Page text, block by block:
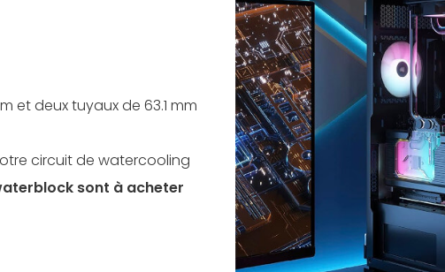
et deux tuyaux de 63.1 mm
circuit de watercooling
sont à acheter